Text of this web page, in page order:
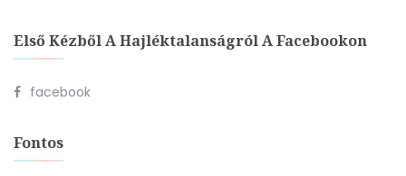
Első Kézből A Hajléktalanságról A Facebookon
facebook
Fontos